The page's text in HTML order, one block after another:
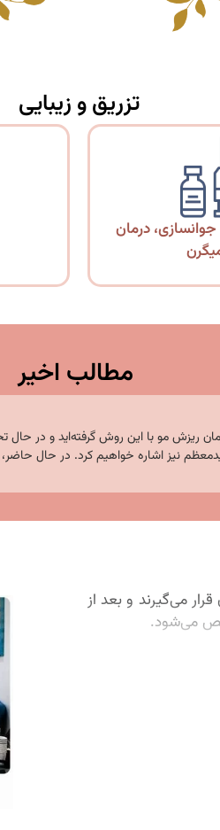
تزریق و زیبایی
درمان
مطالب اخیر
ریزش مو با این روش گرفته‌اید و در
نیز اشاره خواهیم کرد. در حال
می‌گیرند و بعد از
می‌شود.